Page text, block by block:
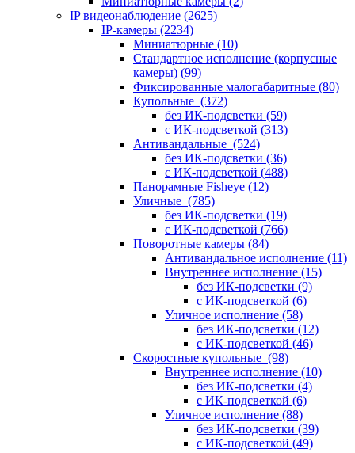
IP видеонаблюдение (2625)
IP-камеры (2234)
Миниатюрные (10)
Стандартное исполнение (корпусные
камеры) (99)
Фиксированные малогабаритные (80)
Купольные (372)
без ИК-подсветки (59)
с ИК-подсветкой (313)
Антивандальные (524)
без ИК-подсветки (36)
с ИК-подсветкой (488)
Панорамные Fisheye (12)
Уличные (785)
без ИК-подсветки (19)
с ИК-подсветкой (766)
Поворотные камеры (84)
Антивандальное исполнение (11)
Внутреннее исполнение (15)
без ИК-подсветки (9)
с ИК-подсветкой (6)
Уличное исполнение (58)
без ИК-подсветки (12)
с ИК-подсветкой (46)
Скоростные купольные (98)
Внутреннее исполнение (10)
без ИК-подсветки (4)
с ИК-подсветкой (6)
Уличное исполнение (88)
без ИК-подсветки (39)
с ИК-подсветкой (49)